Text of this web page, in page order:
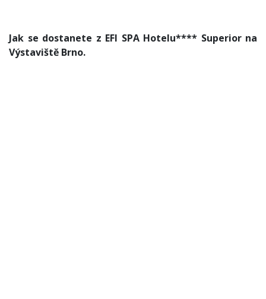
Jak se dostanete z EFI SPA Hotelu**** Superior na
Výstaviště Brno.